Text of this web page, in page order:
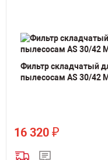
Фильтр складчатый
пылесосам AS 30/42
16 320 ₽